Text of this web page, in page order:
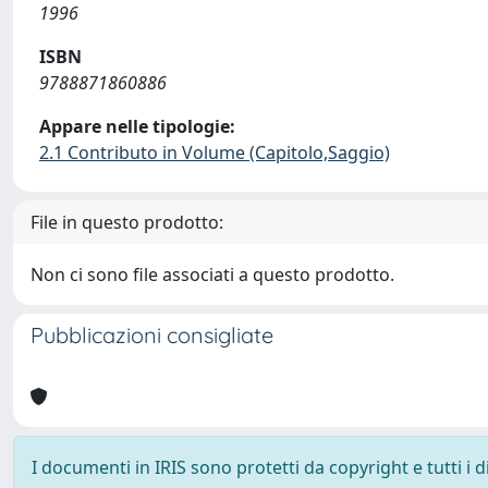
1996
ISBN
9788871860886
Appare nelle tipologie:
2.1 Contributo in Volume (Capitolo,Saggio)
File in questo prodotto:
Non ci sono file associati a questo prodotto.
Pubblicazioni consigliate
I documenti in IRIS sono protetti da copyright e tutti i